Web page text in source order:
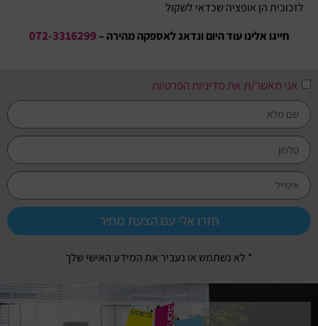
לזכוכית הן אופציה שכדאי לשקול
חייגו אלינו עוד היום ונדאג לאספקה מהירה – 072-3316299
אני מאשר/ת את מדיניות הפרטיות
חזרו אלי עם הצעת מחיר
* לא נשתמש או נעביר את המידע האישי שלך